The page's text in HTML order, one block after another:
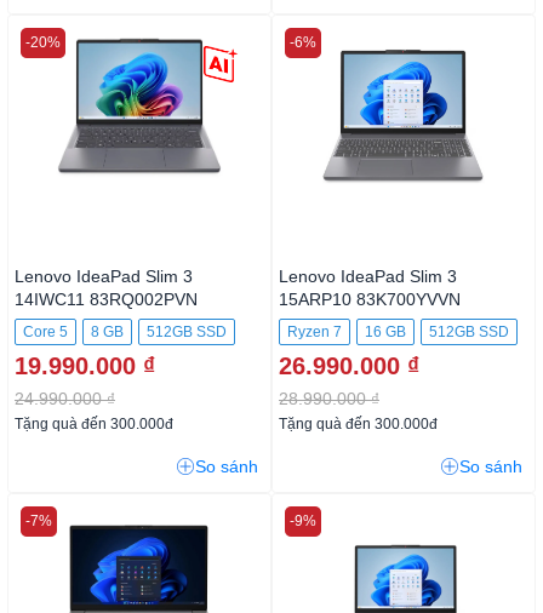
Lenovo IdeaPad Slim 3
14IWC11 83RQ002PVN
Core 5 8 GB 512GB SSD
19.990.000 ₫
24.990.000 ₫
-20%
Tặng quà đến 300.000đ
So sánh
Lenovo IdeaPad Slim 3
15ARP10 83K700YVVN
Ryzen 7 16 GB 512GB SSD
26.990.000 ₫
28.990.000 ₫
-6%
Tặng quà đến 300.000đ
So sánh
-7% -9%